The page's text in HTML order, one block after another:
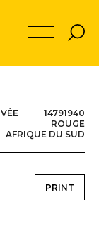
14791940
ROUGE
AFRIQUE DU SUD
PRINT